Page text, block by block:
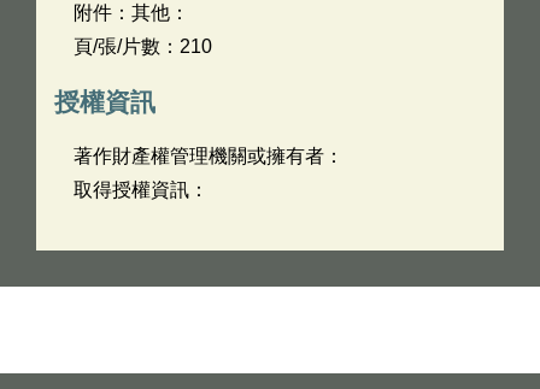
附件：其他：
頁/張/片數：210
授權資訊
著作財產權管理機關或擁有者：
取得授權資訊：